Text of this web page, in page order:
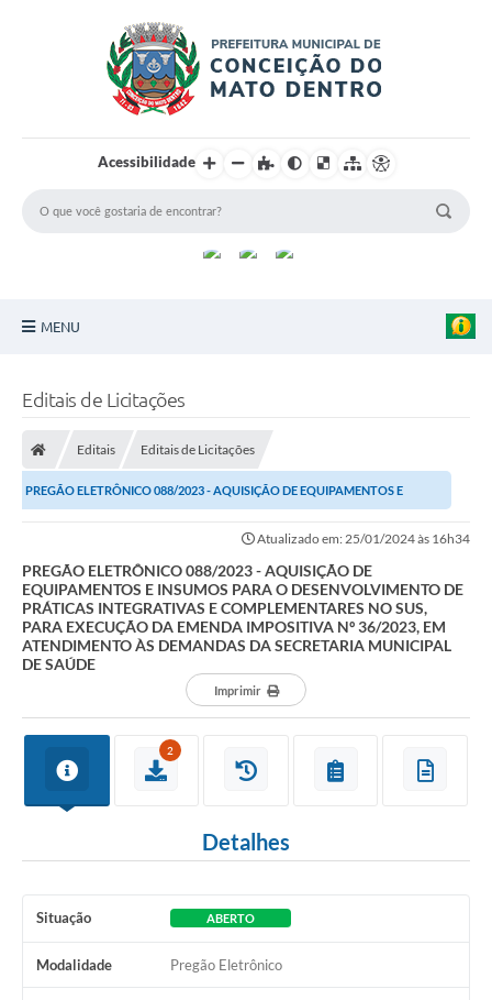
Acessibilidade
MENU
Transparência
Legislação
Ouvidoria
Procuradoria Jurídica - Consultoria Administrativa
Controle Interno
Notícias
e-SIC
Regularização Fundiária
Contato
Editais de Licitações
Editais Editais de Licitações
PREGÃO ELETRÔNICO 088/2023 - AQUISIÇÃO DE EQUIPAMENTOS E
Atualizado em: 25/01/2024 às 16h34
PREGÃO ELETRÔNICO 088/2023 - AQUISIÇÃO DE
EQUIPAMENTOS E INSUMOS PARA O DESENVOLVIMENTO DE
PRÁTICAS INTEGRATIVAS E COMPLEMENTARES NO SUS,
PARA EXECUÇÃO DA EMENDA IMPOSITIVA Nº 36/2023, EM
ATENDIMENTO ÀS DEMANDAS DA SECRETARIA MUNICIPAL
DE SAÚDE
Imprimir
2
Detalhes
Situação ABERTO
Modalidade Pregão Eletrônico